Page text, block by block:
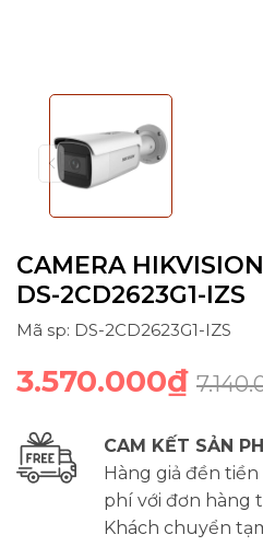
CAMERA
DS-2CD2623G1-IZS
Mã sp: DS-2CD2623G1-IZS
3.570.000₫
CAM KẾT SẢN
Hàng giả đền tiền
phí với đơn hàng
Khách chuyển